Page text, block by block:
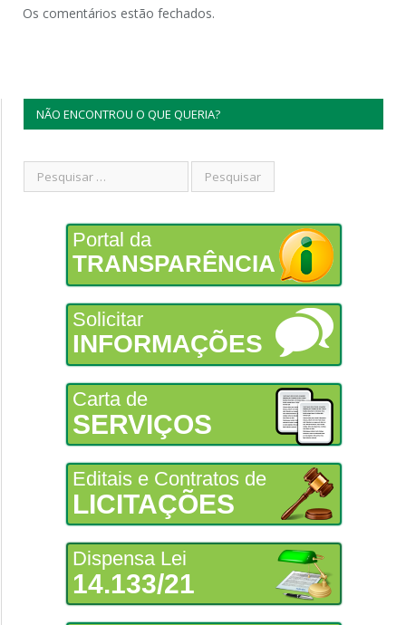
Os comentários estão fechados.
NÃO ENCONTROU O QUE QUERIA?
Portal da
TRANSPARÊNCIA
Solicitar
INFORMAÇÕES
Carta de
SERVIÇOS
Editais e Contratos de
LICITAÇÕES
Dispensa Lei
14.133/21